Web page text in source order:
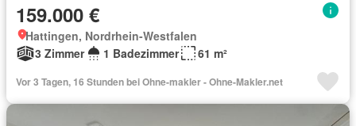
159.000 €
Hattingen, Nordrhein-Westfalen
3 Zimmer
1 Badezimmer 61 m²
Vor 3 Tagen, 16 Stunden bei Ohne-makler - Ohne-Makler.net